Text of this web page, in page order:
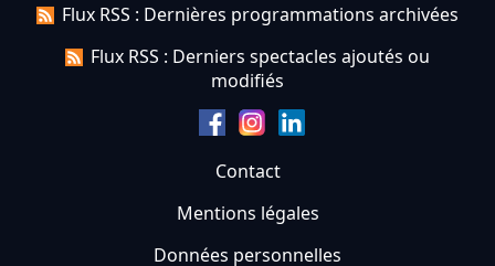
Flux RSS : Dernières programmations archivées
Flux RSS : Derniers spectacles ajoutés ou
modifiés
Contact
Mentions légales
Données personnelles